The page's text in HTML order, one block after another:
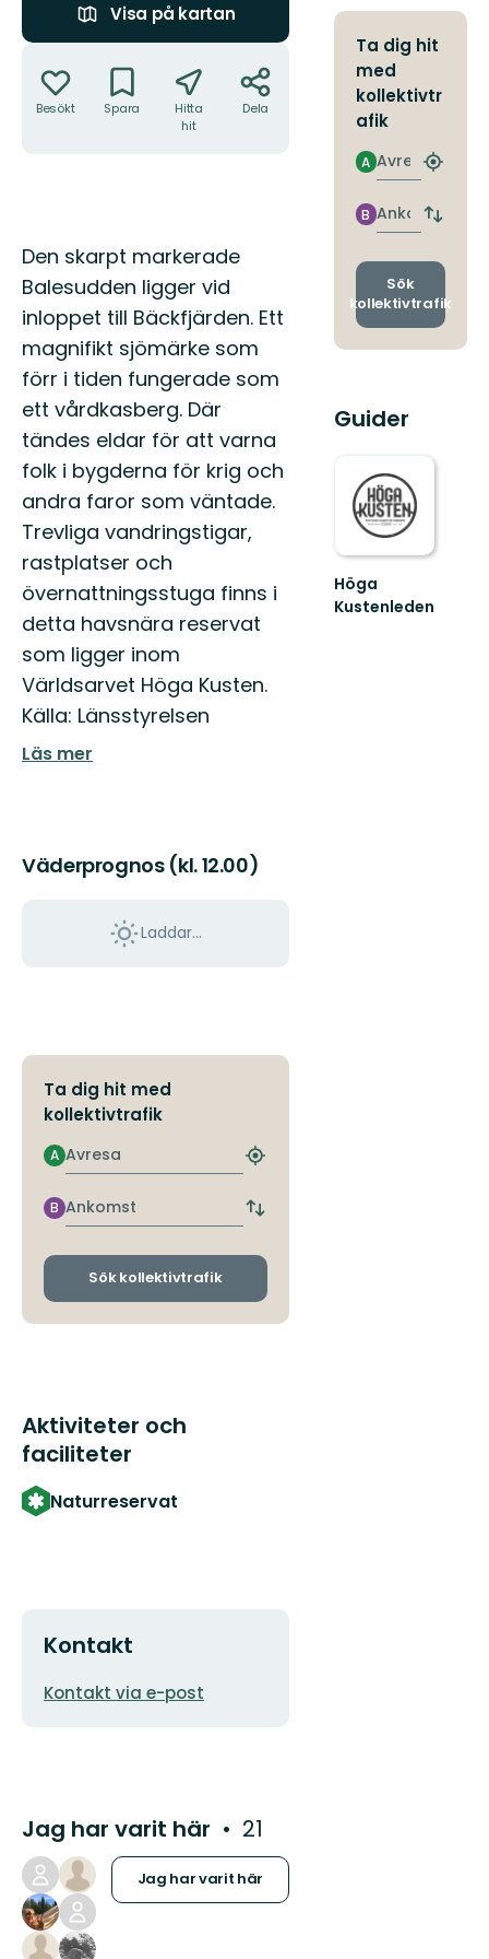
Visa på kartan
Besökt Spara
Hitta
hit
Dela
Beskrivning
Den skarpt markerade
Balesudden ligger vid
inloppet till Bäckfjärden. Ett
magnifikt sjömärke som
förr i tiden fungerade som
ett vårdkasberg. Där
tändes eldar för att varna
folk i bygderna för krig och
andra faror som väntade.
Trevliga vandringstigar,
rastplatser och
övernattningsstuga finns i
detta havsnära reservat
som ligger inom
Världsarvet Höga Kusten.
Källa: Länsstyrelsen
Läs mer
Väderprognos (kl. 12.00)
Laddar...
Ta dig hit med
kollektivtrafik
Avresa
A
Hitta
hållplats
Ankomst
B
Byt
och
Sök kollektivtrafik
Aktiviteter och
faciliteter
Naturreservat
Kontakt
E-
Kontakt via e-post
Jag har varit här 21
Jag har varit här
Ta dig hit
med
kollektivtr
afik
Avresa
A
Hitta
Ankomst
B
Byt
och
Sök
kollektivtrafik
Guider
Höga
Kustenleden